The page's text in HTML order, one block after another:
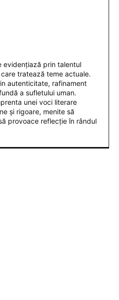
evidențiază prin talentul
tratează teme actuale.
autenticitate, rafinament
a sufletului uman.
unei voci literare
și rigoare, menite să
provoace reflecție în rândul